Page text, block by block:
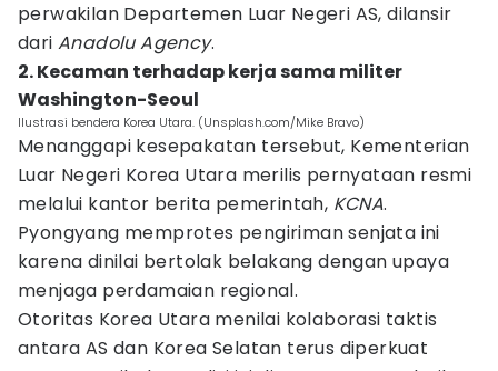
perwakilan Departemen Luar Negeri AS, dilansir
dari Anadolu Agency.
2. Kecaman terhadap kerja sama militer
Washington-Seoul
Ilustrasi bendera Korea Utara. (Unsplash.com/Mike Bravo)
Menanggapi kesepakatan tersebut, Kementerian
Luar Negeri Korea Utara merilis pernyataan resmi
melalui kantor berita pemerintah, KCNA.
Pyongyang memprotes pengiriman senjata ini
karena dinilai bertolak belakang dengan upaya
menjaga perdamaian regional.
Otoritas Korea Utara menilai kolaborasi taktis
antara AS dan Korea Selatan terus diperkuat